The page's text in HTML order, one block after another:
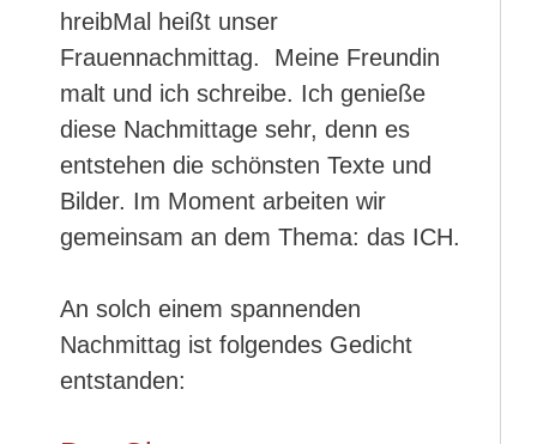
hreibMal heißt unser
Frauennachmittag. Meine Freundin
malt und ich schreibe. Ich genieße
diese Nachmittage sehr, denn es
entstehen die schönsten Texte und
Bilder. Im Moment arbeiten wir
gemeinsam an dem Thema: das ICH.
An solch einem spannenden
Nachmittag ist folgendes Gedicht
entstanden: